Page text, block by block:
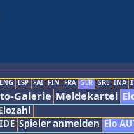
ENG ESP FAI FIN FRA GER GRE INA
Galerie Meldekartei
Spieler anmelden Elo